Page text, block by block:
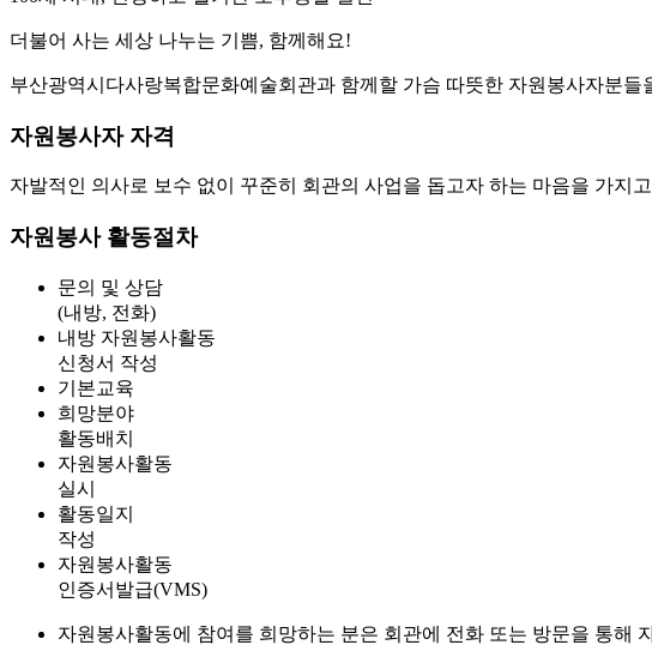
더불어 사는 세상 나누는 기쁨, 함께해요!
부산광역시다사랑복합문화예술회관과 함께할 가슴 따뜻한 자원봉사자분들
자원봉사자 자격
자발적인 의사로 보수 없이 꾸준히 회관의 사업을 돕고자 하는 마음을 가지
자원봉사 활동절차
문의 및 상담
(내방, 전화)
내방 자원봉사활동
신청서 작성
기본교육
희망분야
활동배치
자원봉사활동
실시
활동일지
작성
자원봉사활동
인증서발급(VMS)
자원봉사활동에 참여를 희망하는 분은 회관에 전화 또는 방문을 통해